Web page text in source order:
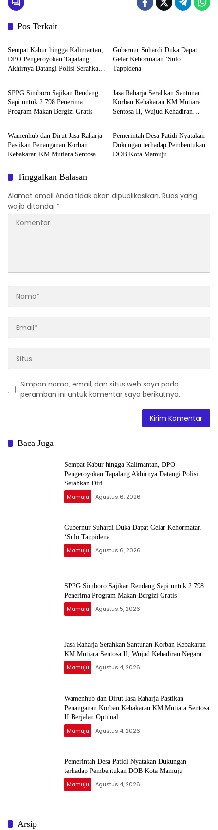
Pos Terkait
Mamuju
Sempat Kabur hingga Kalimantan,
DPO Pengeroyokan Tapalang
Akhirnya Datangi Polisi Serahkan
Gubernur Suhardi Duka Dapat
Gelar Kehormatan ‘Sulo
Tappidena
Mamuju
SPPG Simboro Sajikan Rendang
Sapi untuk 2.798 Penerima
Program Makan Bergizi Gratis
Mamuju
Jasa Raharja Serahkan Santunan
Korban Kebakaran KM Mutiara
Sentosa II, Wujud Kehadiran
Mamuju
Wamenhub dan Dirut Jasa Raharja
Pastikan Penanganan Korban
Kebakaran KM Mutiara Sentosa II
Mamuju
Pemerintah Desa Patidi Nyatakan
Dukungan terhadap Pembentukan
DOB Kota Mamuju
Tinggalkan Balasan
Alamat email Anda tidak akan dipublikasikan. Ruas yang
wajib ditandai *
Simpan nama, email, dan situs web saya pada
peramban ini untuk komentar saya berikutnya.
Baca Juga
Sempat Kabur hingga Kalimantan, DPO
Pengeroyokan Tapalang Akhirnya Datangi Polisi
Serahkan Diri
Mamuju Agustus 6, 2026
Gubernur Suhardi Duka Dapat Gelar Kehormatan
‘Sulo Tappidena
Mamuju Agustus 6, 2026
SPPG Simboro Sajikan Rendang Sapi untuk 2.798
Penerima Program Makan Bergizi Gratis
Mamuju Agustus 5, 2026
Jasa Raharja Serahkan Santunan Korban Kebakaran
KM Mutiara Sentosa II, Wujud Kehadiran Negara
Mamuju Agustus 4, 2026
Wamenhub dan Dirut Jasa Raharja Pastikan
Penanganan Korban Kebakaran KM Mutiara Sentosa
II Berjalan Optimal
Mamuju Agustus 4, 2026
Pemerintah Desa Patidi Nyatakan Dukungan
terhadap Pembentukan DOB Kota Mamuju
Mamuju Agustus 4, 2026
Arsip